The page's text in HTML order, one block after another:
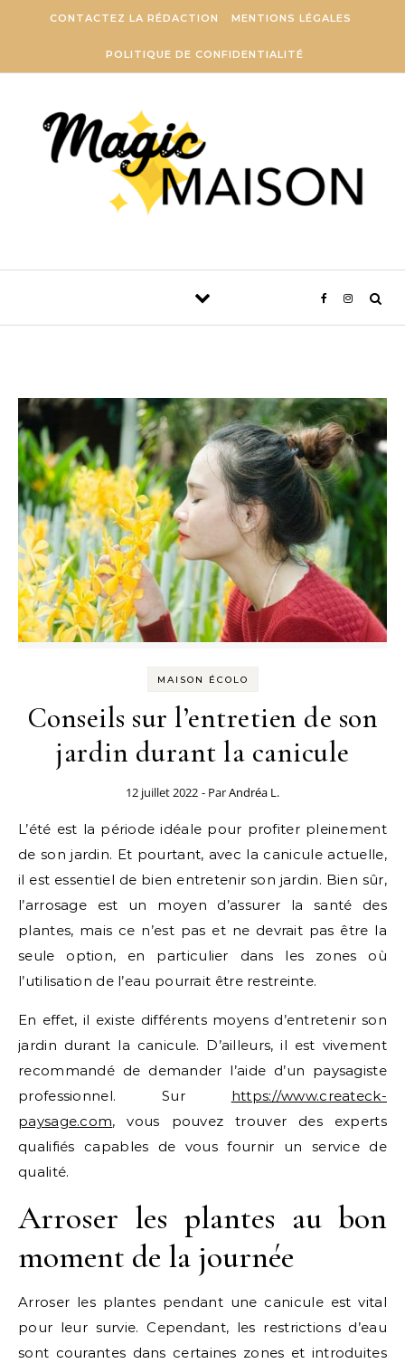
CONTACTEZ LA RÉDACTION MENTIONS LÉGALES
POLITIQUE DE CONFIDENTIALITÉ
MAISON ÉCOLO
Conseils sur l’entretien de son
jardin durant la canicule
12 juillet 2022 - ParAndréa L.
L’été est la période idéale pour profiter pleinement
de son jardin. Et pourtant, avec la canicule actuelle,
il est essentiel de bien entretenir son jardin. Bien sûr,
l’arrosage est un moyen d’assurer la santé des
plantes, mais ce n’est pas et ne devrait pas être la
seule option, en particulier dans les zones où
l’utilisation de l’eau pourrait être restreinte.
En effet, il existe différents moyens d’entretenir son
jardin durant la canicule. D’ailleurs, il est vivement
recommandé de demander l’aide d’un paysagiste
professionnel. Sur https://www.createck-
paysage.com, vous pouvez trouver des experts
qualifiés capables de vous fournir un service de
qualité.
Arroser les plantes au bon
moment de la journée
Arroser les plantes pendant une canicule est vital
pour leur survie. Cependant, les restrictions d’eau
sont courantes dans certaines zones et introduites